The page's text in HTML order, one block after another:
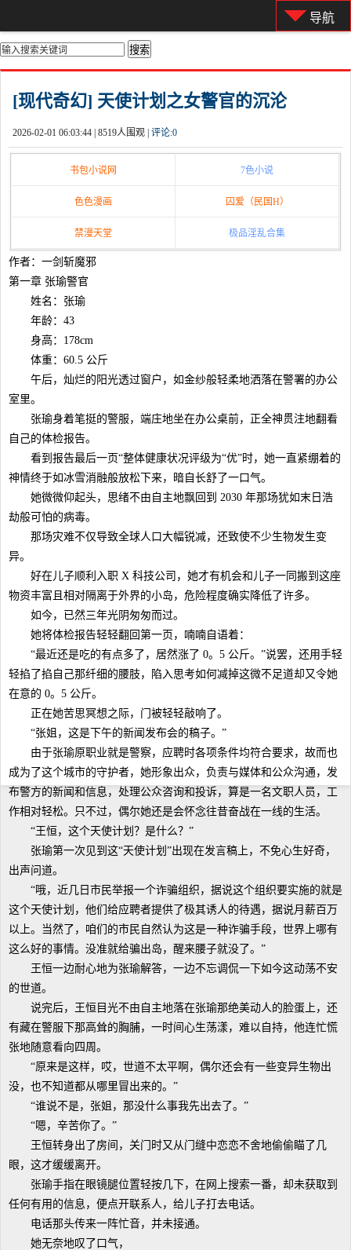
导航
你的位置： 首页>都市激情
[现代奇幻] 天使计划之女警官的沉沦
2026-02-01 06:03:44 | 8519人围观 | 评论:0
书包小说网 7色小说
色色漫画 囚爱（民国H）
禁漫天堂 极品淫乱合集
作者：一剑斩魔邪
第一章 张瑜警官
姓名：张瑜
年龄：43
身高：178cm
体重：60.5 公斤
午后，灿烂的阳光透过窗户，如金纱般轻柔地洒落在警署的办公
室里。
张瑜身着笔挺的警服，端庄地坐在办公桌前，正全神贯注地翻看
自己的体检报告。
看到报告最后一页“整体健康状况评级为“优”时，她一直紧绷着的
神情终于如冰雪消融般放松下来，暗自长舒了一口气。
她微微仰起头，思绪不由自主地飘回到 2030 年那场犹如末日浩
劫般可怕的病毒。
那场灾难不仅导致全球人口大幅锐减，还致使不少生物发生变
异。
好在儿子顺利入职 X 科技公司，她才有机会和儿子一同搬到这座
物资丰富且相对隔离于外界的小岛，危险程度确实降低了许多。
如今，已然三年光阴匆匆而过。
她将体检报告轻轻翻回第一页，喃喃自语着：
“最近还是吃的有点多了，居然涨了 0。5 公斤。”说罢，还用手轻
轻掐了掐自己那纤细的腰肢，陷入思考如何减掉这微不足道却又令她
在意的 0。5 公斤。
正在她苦思冥想之际，门被轻轻敲响了。
“张姐，这是下午的新闻发布会的稿子。”
由于张瑜原职业就是警察，应聘时各项条件均符合要求，故而也
成为了这个城市的守护者，她形象出众，负责与媒体和公众沟通，发
布警方的新闻和信息，处理公众咨询和投诉，算是一名文职人员，工
作相对轻松。只不过，偶尔她还是会怀念往昔奋战在一线的生活。
“王恒，这个天使计划？是什么？”
张瑜第一次见到这“天使计划”出现在发言稿上，不免心生好奇，
出声问道。
“哦，近几日市民举报一个诈骗组织，据说这个组织要实施的就是
这个天使计划，他们给应聘者提供了极其诱人的待遇，据说月薪百万
以上。当然了，咱们的市民自然认为这是一种诈骗手段，世界上哪有
这么好的事情。没准就给骗出岛，醒来腰子就没了。”
王恒一边耐心地为张瑜解答，一边不忘调侃一下如今这动荡不安
的世道。
说完后，王恒目光不由自主地落在张瑜那绝美动人的脸蛋上，还
有藏在警服下那高耸的胸脯，一时间心生荡漾，难以自持，他连忙慌
张地随意看向四周。
“原来是这样，哎，世道不太平啊，偶尔还会有一些变异生物出
没，也不知道都从哪里冒出来的。”
“谁说不是，张姐，那没什么事我先出去了。”
“嗯，辛苦你了。”
王恒转身出了房间，关门时又从门缝中恋恋不舍地偷偷瞄了几
眼，这才缓缓离开。
张瑜手指在眼镜腿位置轻按几下，在网上搜索一番，却未获取到
任何有用的信息，便点开联系人，给儿子打去电话。
电话那头传来一阵忙音，并未接通。
她无奈地叹了口气，